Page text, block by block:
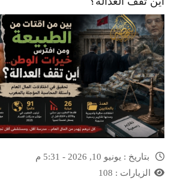
بتاريخ : يونيو 10, 2026 - 5:31 م
الزيارات : 108